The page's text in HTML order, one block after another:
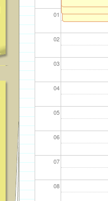
01
02
03
04
05
06
07
08